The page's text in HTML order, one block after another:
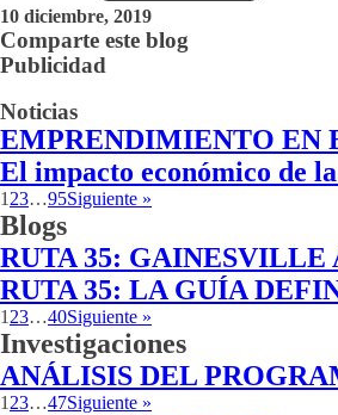
10 diciembre, 2019
Comparte este blog
Publicidad
Noticias
EMPRENDIMIENTO EN
El impacto económico de
1 23…95Siguiente »
Blogs
RUTA 35: GAINESVILLE
RUTA 35: LA GUÍA
1 23…40Siguiente »
Investigaciones
ANÁLISIS DEL
1 23…47Siguiente »